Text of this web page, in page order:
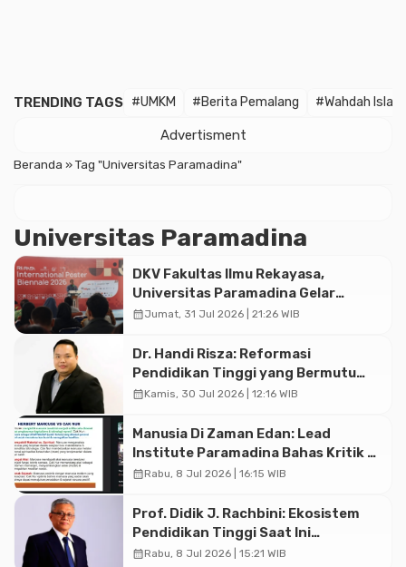
TRENDING TAGS #UMKM #Berita Pemalang #Wahdah
Advertisment
Beranda »Tag "Universitas Paramadina"
Universitas Paramadina
DKV Fakultas Ilmu Rekayasa,
Universitas Paramadina Gelar
Diskusi Desain
calendar_monthJumat, 31 Jul 2026 | 21:26 WIB
Dr. Handi Risza: Reformasi
Pendidikan Tinggi yang Bermutu
dan Terintegrasi Menuju Indonesia
calendar_monthKamis, 30 Jul 2026 | 12:16 WIB
Manusia Di Zaman Edan: Lead
Institute Paramadina Bahas Kritik &
Ide Filosofis Herbert Marcuse & Cak
calendar_monthRabu, 8 Jul 2026 | 16:15 WIB
Prof. Didik J. Rachbini: Ekosistem
Pendidikan Tinggi Saat Ini
Berpotensi Menggerus
calendar_monthRabu, 8 Jul 2026 | 15:21 WIB